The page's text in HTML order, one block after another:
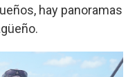
hay panoramas